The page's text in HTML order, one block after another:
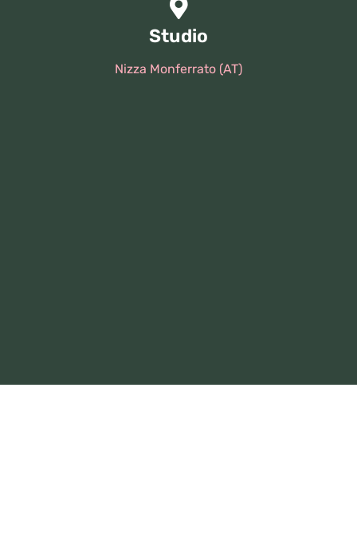
Studio
Nizza Monferrato (AT)